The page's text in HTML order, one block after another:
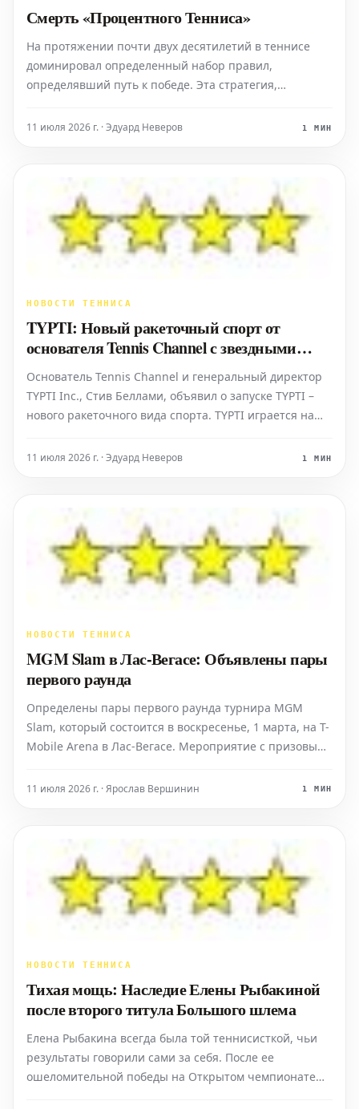
Смерть «Процентного Тенниса»
На протяжении почти двух десятилетий в теннисе
доминировал определенный набор правил,
определявший путь к победе. Эта стратегия,
особенности Новаком Джоковичем и Рафаэлем
11 июля 2026 г. · Эдуард Неверов 1 МИН
НОВОСТИ ТЕННИСА
TYPTI: Новый ракеточный спорт от
основателя Tennis Channel с звездными
инвесторами
Основатель Tennis Channel и генеральный директор
TYPTI Inc., Стив Беллами, объявил о запуске TYPTI –
нового ракеточного вида спорта. TYPTI играется на
дюймовую ракетку со струнами, пенопластовый мяч
11 июля 2026 г. · Эдуард Неверов 1 МИН
НОВОСТИ ТЕННИСА
MGM Slam в Лас-Вегасе: Объявлены пары
первого раунда
Определены пары первого раунда турнира MGM
Slam, который состоится в воскресенье, 1 марта, на T-
Mobile Arena в Лас-Вегасе. Мероприятие с призовым
случайную жеребьевку для определения участников.
11 июля 2026 г. · Ярослав Вершинин 1 МИН
НОВОСТИ ТЕННИСА
Тихая мощь: Наследие Елены Рыбакиной
после второго титула Большого шлема
Елена Рыбакина всегда была той теннисисткой, чьи
результаты говорили сами за себя. После ее
ошеломительной победы на Открытом чемпионате